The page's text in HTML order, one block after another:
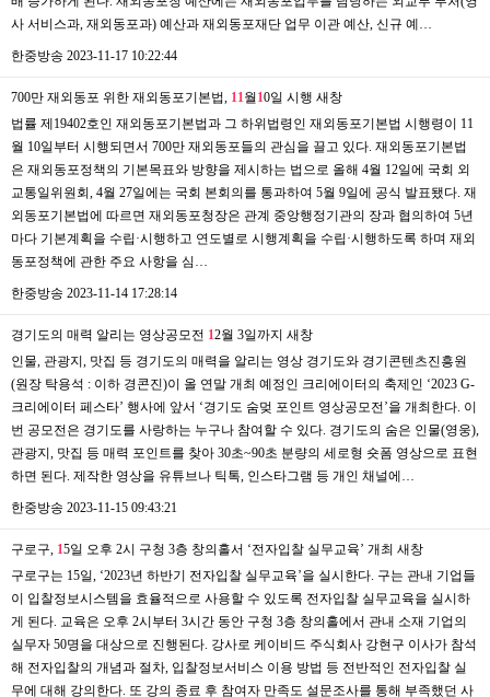
사 서비스과, 재외동포과) 예산과 재외동포재단 업무 이관 예산, 신규 예…
한중방송 2023-11-17 10:22:44
700만 재외동포 위한 재외동포기본법, 1 1 월10일 시행 새창
법률 제19402호인 재외동포기본법과 그 하위법령인 재외동포기본법 시행령이 11
월 10일부터 시행되면서 700만 재외동포들의 관심을 끌고 있다. 재외동포기본법
은 재외동포정책의 기본목표와 방향을 제시하는 법으로 올해 4월 12일에 국회 외
교통일위원회, 4월 27일에는 국회 본회의를 통과하여 5월 9일에 공식 발표됐다. 재
외동포기본법에 따르면 재외동포청장은 관계 중앙행정기관의 장과 협의하여 5년
마다 기본계획을 수립·시행하고 연도별로 시행계획을 수립·시행하도록 하며 재외
동포정책에 관한 주요 사항을 심…
한중방송 2023-11-14 17:28:14
경기도의 매력 알리는 영상공모전 12월 3일까지 새창
인물, 관광지, 맛집 등 경기도의 매력을 알리는 영상 경기도와 경기콘텐츠진흥원
(원장 탁용석 : 이하 경콘진)이 올 연말 개최 예정인 크리에이터의 축제인 ‘2023 G-
크리에이터 페스타’ 행사에 앞서 ‘경기도 숨멎 포인트 영상공모전’을 개최한다. 이
번 공모전은 경기도를 사랑하는 누구나 참여할 수 있다. 경기도의 숨은 인물(영웅),
관광지, 맛집 등 매력 포인트를 찾아 30초~90초 분량의 세로형 숏폼 영상으로 표현
하면 된다. 제작한 영상을 유튜브나 틱톡, 인스타그램 등 개인 채널에…
한중방송 2023-11-15 09:43:21
구로구, 15일 오후 2시 구청 3층 창의홀서 ‘전자입찰 실무교육’ 개최 새창
구로구는 15일, ‘2023년 하반기 전자입찰 실무교육’을 실시한다. 구는 관내 기업들
이 입찰정보시스템을 효율적으로 사용할 수 있도록 전자입찰 실무교육을 실시하
게 된다. 교육은 오후 2시부터 3시간 동안 구청 3층 창의홀에서 관내 소재 기업의
실무자 50명을 대상으로 진행된다. 강사로 케이비드 주식회사 강현구 이사가 참석
해 전자입찰의 개념과 절차, 입찰정보서비스 이용 방법 등 전반적인 전자입찰 실
무에 대해 강의한다. 또 강의 종료 후 참여자 만족도 설문조사를 통해 부족했던 사